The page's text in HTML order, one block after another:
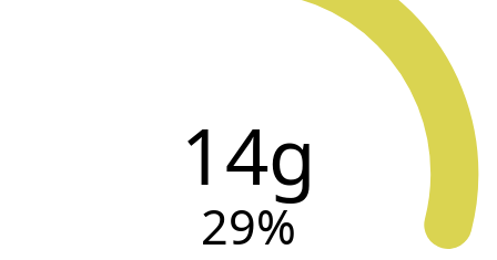
14g
29%